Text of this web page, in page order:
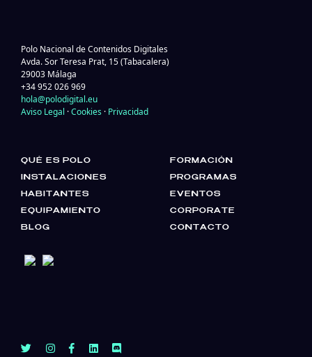
Polo Nacional de Contenidos Digitales
Avda. Sor Teresa Prat, 15 (Tabacalera)
29003 Málaga
+34 952 026 969
hola@polodigital.eu
Aviso Legal ·Cookies · Privacidad
QUÉ ES POLO
INSTALACIONES
HABITANTES
EQUIPAMIENTO
BLOG
FORMACIÓN
PROGRAMAS
EVENTOS
CORPORATE
CONTACTO